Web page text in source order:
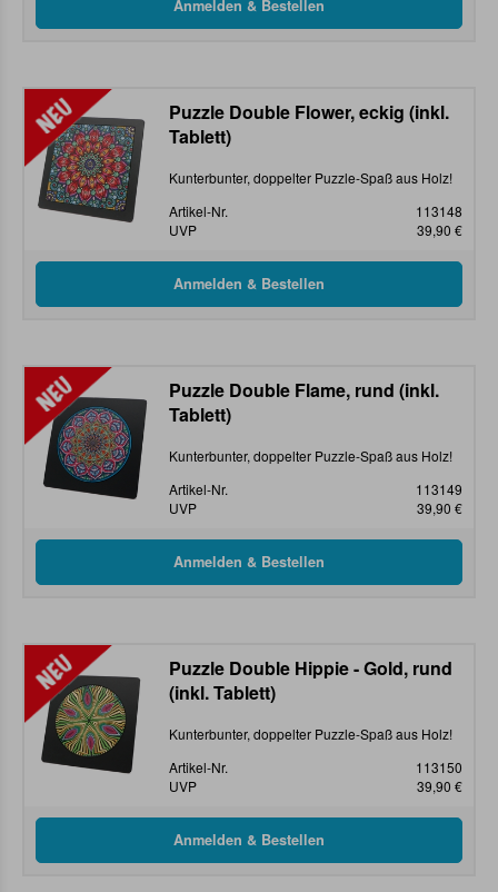
Puzzle Double Flower, eckig (inkl.
Tablett)
Kunterbunter, doppelter Puzzle-Spaß aus Holz!
Artikel-Nr.
113148
UVP
39,90 €
Puzzle Double Flame, rund (inkl.
Tablett)
Kunterbunter, doppelter Puzzle-Spaß aus Holz!
Artikel-Nr.
113149
UVP
39,90 €
Puzzle Double Hippie - Gold, rund
(inkl. Tablett)
Kunterbunter, doppelter Puzzle-Spaß aus Holz!
Artikel-Nr.
113150
UVP
39,90 €